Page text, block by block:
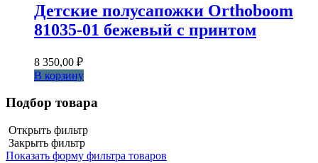
Детские полусапожки Orthoboom
81035-01 бежевый с принтом
8 350,00 ₽
В корзину
Подбор товара
Открыть фильтр
Закрыть фильтр
Показать форму фильтра товаров